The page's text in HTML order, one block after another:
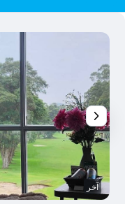
آخر